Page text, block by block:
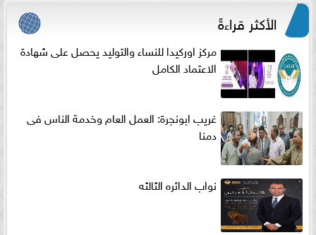
الأكثر قراءةً
مركز اوركيدا للنساء والتوليد يحصل على شهادة
الاعتماد الكامل
غريب ابونجرة: العمل العام وخدمة الناس فى
دمنا
نواب الدائره الثالثه